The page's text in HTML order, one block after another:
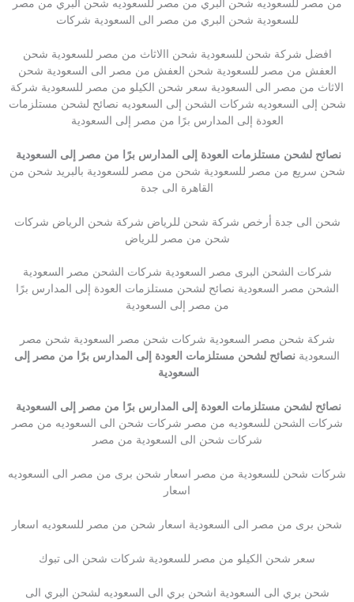
من مصر للسعوديه شحن البري من مصر للسعوديه شحن البري من مصر
للسعودية شحن البري من مصر الى السعودية شركات
افضل شركة شحن للسعودية شحن االاثاث من مصر للسعودية شحن
العفش من مصر للسعودية شحن العفش من مصر الى السعودية شحن
الاثاث من مصر الى السعودية سعر شحن الكيلو من مصر للسعودية شركة
شحن إلى السعوديه شركات الشحن إلى السعوديه نصائح لشحن مستلزمات
العودة إلى المدارس برًا من مصر إلى السعودية
نصائح لشحن مستلزمات العودة إلى المدارس برًا من مصر إلى السعودية
شحن سريع من مصر للسعودية شحن من مصر للسعودية بالبريد شحن من
القاهرة الى جدة
شحن الى جدة أرخص شركة شحن للرياض شركة شحن الرياض شركات
شحن من مصر للرياض
شركات الشحن البرى مصر السعودية شركات الشحن مصر السعودية
الشحن مصر السعودية نصائح لشحن مستلزمات العودة إلى المدارس برًا
من مصر إلى السعودية
شركة شحن مصر السعودية شركات شحن مصر السعودية شحن مصر
السعودية نصائح لشحن مستلزمات العودة إلى المدارس برًا من مصر إلى
السعودية
نصائح لشحن مستلزمات العودة إلى المدارس برًا من مصر إلى السعودية
شركات الشحن للسعوديه من مصر شركات شحن الى السعوديه من مصر
شركات شحن الى السعودية من مصر
شركات شحن للسعودية من مصر اسعار شحن برى من مصر الى السعوديه
اسعار
شحن برى من مصر الى السعودية اسعار شحن من مصر للسعوديه اسعار
سعر شحن الكيلو من مصر للسعودية شركات شحن الى تبوك
شحن بري الى السعودية اشحن بري الى السعوديه لشحن البري الى